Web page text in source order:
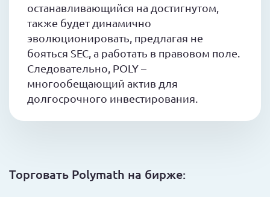
останавливающийся на достигнутом,
также будет динамично
эволюционировать, предлагая не
бояться SEC, а работать в правовом поле.
Следовательно, POLY –
многообещающий актив для
долгосрочного инвестирования.
Торговать Polymath на бирже: